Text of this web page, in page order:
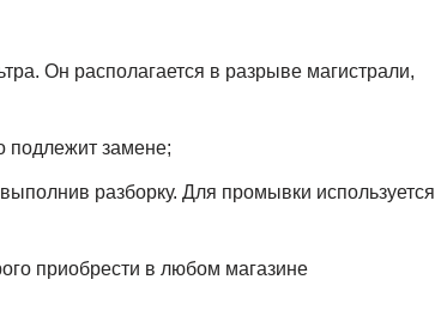
Он располагается в разрыве магистрали,
подлежит замене;
разборку. Для промывки используется
приобрести в любом магазине